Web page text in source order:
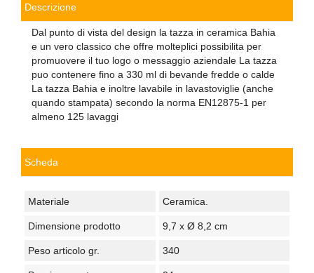
Descrizione
Dal punto di vista del design la tazza in ceramica Bahia
e un vero classico che offre molteplici possibilita per
promuovere il tuo logo o messaggio aziendale La tazza
puo contenere fino a 330 ml di bevande fredde o calde
La tazza Bahia e inoltre lavabile in lavastoviglie (anche
quando stampata) secondo la norma EN12875-1 per
almeno 125 lavaggi
Scheda
Materiale Ceramica.
Dimensione prodotto 9,7 x Ø 8,2 cm
Peso articolo gr. 340